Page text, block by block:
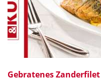
Gebratenes Zanderfilet